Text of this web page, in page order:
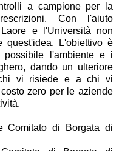
a campione per la
Con l'aiuto
e l'Università non
quest'idea. L'obiettivo è
l'ambiente e i
dando un ulteriore
vi risiede e a chi vi
zero per le aziende
Comitato di Borgata di